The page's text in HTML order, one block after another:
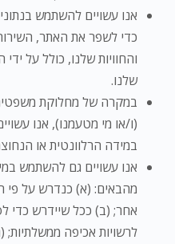
אנו עשויים להשתמש
כדי לשפר את האתר,
והחוויות שלנו, כולל על
שלנו.
במקרה של מחלוקת
(ו/או מי מטעמנו), אנו
במידה הרלוונטית או
אנו עשויים גם להשתמש
מהבאים: (א) כנדרש על פי
אחר; (ב) ככל שיידרש כדי
לרשויות אכיפה ממשלתיות;